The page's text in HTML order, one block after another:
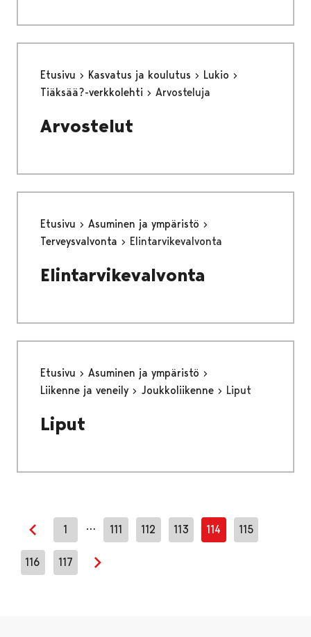
Etusivu Kasvatus ja koulutus
Lukio
Tiäksää?-verkkolehti
Arvosteluja
Arvostelut
Etusivu
Asuminen ja ympäristö
Terveysvalvonta
Elintarvikevalvonta
Elintarvikevalvonta
Etusivu
Asuminen ja ympäristö
Liikenne ja veneily
Joukkoliikenne Liput
Liput
Edellinen sivu
1 … 111 112 113 114 115
116 117